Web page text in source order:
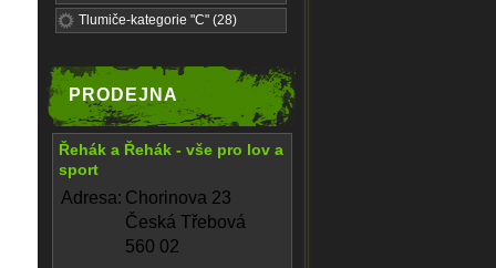
Tlumiče-kategorie "C" (28)
PRODEJNA
Řehák a Řehák - vše pro lov a
sport
Adresa: Chorinova 23
Česká Třebová
560 02